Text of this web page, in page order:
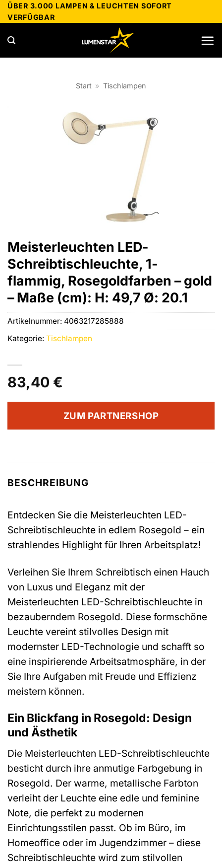
Zum
Inhalt
springen
ÜBER 3.000 LAMPEN & LEUCHTEN SOFORT
VERFÜGBAR
Start » Tischlampen
Meisterleuchten LED-
Schreibtischleuchte, 1-
flammig, Rosegoldfarben – gold
– Maße (cm): H: 49,7 Ø: 20.1
83,40 €
ZUM PARTNERSHOP
Artikelnummer: 4063217285888
Kategorie: Tischlampen
BESCHREIBUNG
Entdecken Sie die Meisterleuchten LED-
Schreibtischleuchte in edlem Rosegold – ein
strahlendes Highlight für Ihren Arbeitsplatz!
Verleihen Sie Ihrem Schreibtisch einen Hauch
von Luxus und Eleganz mit der
Meisterleuchten LED-Schreibtischleuchte in
bezauberndem Rosegold. Diese formschöne
Leuchte vereint stilvolles Design mit
modernster LED-Technologie und schafft so
eine inspirierende Arbeitsatmosphäre, in der
Sie Ihre Aufgaben mit Freude und Effizienz
meistern können.
Ein Blickfang in Rosegold: Design
und Ästhetik
Die Meisterleuchten LED-Schreibtischleuchte
besticht durch ihre anmutige Farbgebung in
Rosegold. Der warme, metallische Farbton
verleiht der Leuchte eine edle und feminine
Note, die perfekt zu modernen
Einrichtungsstilen passt. Ob im Büro, im
Homeoffice oder im Jugendzimmer – diese
Schreibtischleuchte wird zum stilvollen